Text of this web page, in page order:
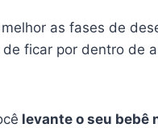
as fases de
ficar por dentro de
levante o seu bebê